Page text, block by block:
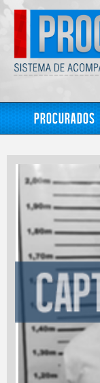
Procurados